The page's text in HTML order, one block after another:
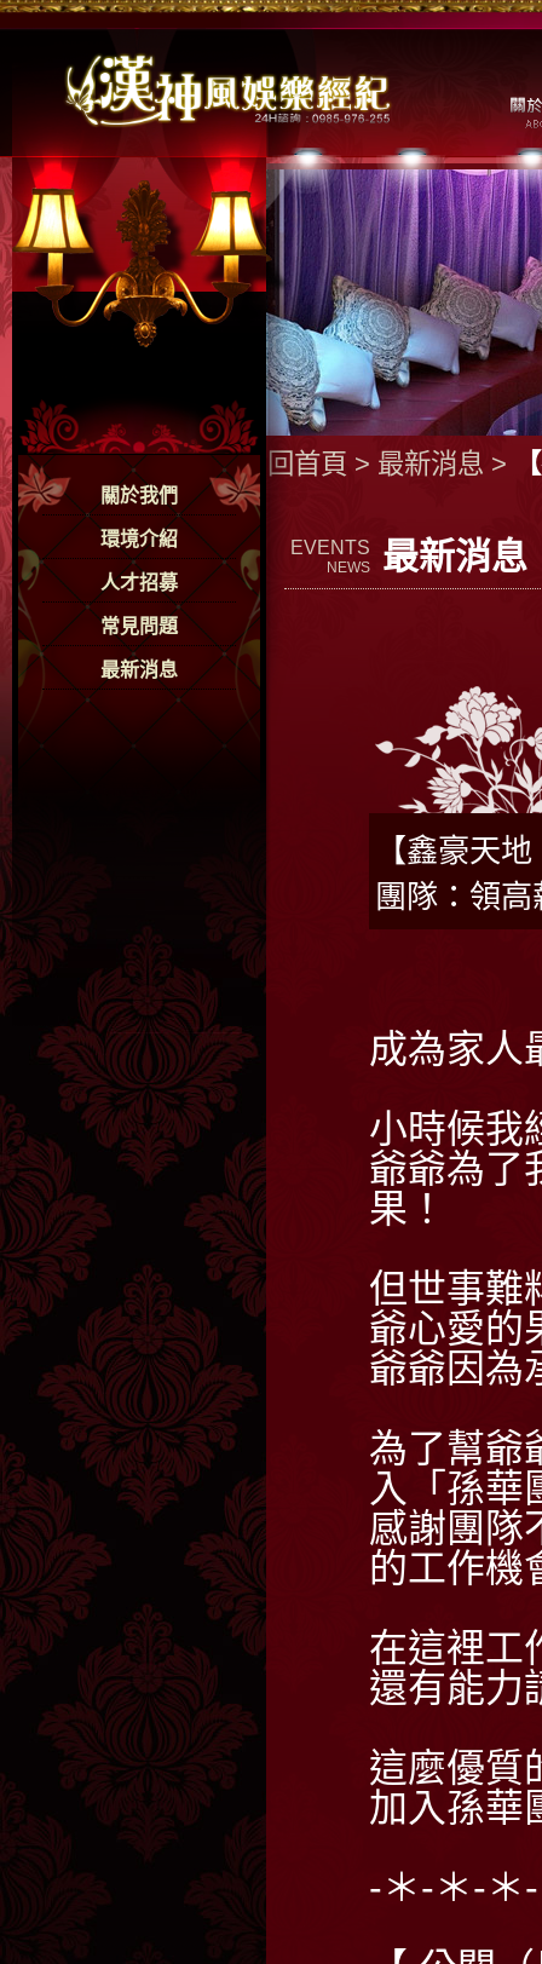
關於我們
環境介紹
人才招募
常見問題
最新消息
回首頁 > 最新消息 >
EVENTS
NEWS 最新消息
【鑫豪天
團隊：領
成為家人
小時候我
爺爺為了
果！
但世事難
爺心愛
爺爺因為
為了幫爺
入「孫華
感謝團隊
的工作機
在這裡工
還有能力
這麼優質
加入孫華
-＊-＊-＊